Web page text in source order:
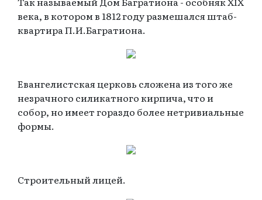
века, в котором в 1812 году размешался штаб-
квартира П.И.Багратиона.
Евангелистская церковь сложена из того же
незрачного силикатного кирпича, что и
собор, но имеет гораздо более нетривиальные
формы.
Строительный лицей.